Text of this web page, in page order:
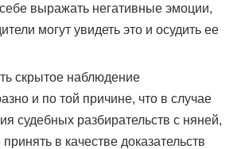
выражать негативные эмоции,
могут увидеть это и осудить ее
скрытое наблюдение
и по той причине, что в случае
судебных разбирательств с няней,
в качестве доказательств